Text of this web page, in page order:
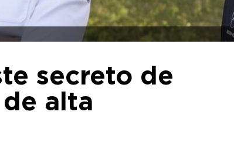
secreto de
alta